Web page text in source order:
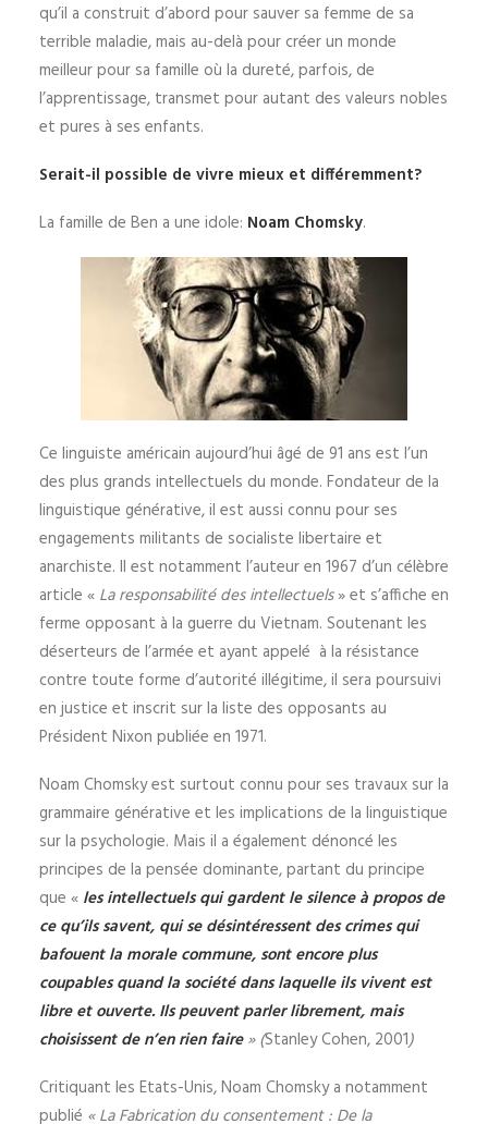
qu’il a construit d’abord pour sauver sa femme de sa
terrible maladie, mais au-delà pour créer un monde
meilleur pour sa famille où la dureté, parfois, de
l’apprentissage, transmet pour autant des valeurs nobles
et pures à ses enfants.
Serait-il possible de vivre mieux et différemment?
La famille de Ben a une idole: Noam Chomsky.
Ce linguiste américain aujourd’hui âgé de 91 ans est l’un
des plus grands intellectuels du monde. Fondateur de la
linguistique générative, il est aussi connu pour ses
engagements militants de socialiste libertaire et
anarchiste. Il est notamment l’auteur en 1967 d’un célèbre
article « La responsabilité des intellectuels» et s’affiche en
ferme opposant à la guerre du Vietnam. Soutenant les
déserteurs de l’armée et ayant appelé à la résistance
contre toute forme d’autorité illégitime, il sera poursuivi
en justice et inscrit sur la liste des opposants au
Président Nixon publiée en 1971.
Noam Chomsky est surtout connu pour ses travaux sur la
grammaire générative et les implications de la linguistique
sur la psychologie. Mais il a également dénoncé les
principes de la pensée dominante, partant du principe
que « les intellectuels qui gardent le silence à propos de
ce qu’ils savent, qui se désintéressent des crimes qui
bafouent la morale commune, sont encore plus
coupables quand la société dans laquelle ils vivent est
libre et ouverte. Ils peuvent parler librement, mais
choisissent de n’en rien faire» (Stanley Cohen, 2001)
Critiquant les Etats-Unis, Noam Chomsky a notamment
publié «La Fabrication du consentement : De la